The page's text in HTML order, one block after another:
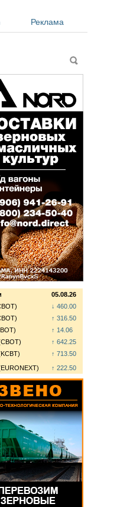
Реклама
Поиск
05.08.26
↓ 460.00
↑ 316.50
↑ 14.06
↑ 642.25
↑ 713.50
↑ 222.50